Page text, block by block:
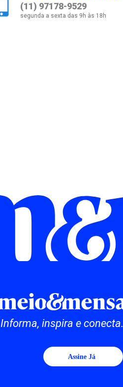
(11) 97178-9529
segunda a sexta das 9h às 18h
Informa, inspira e conecta.
Assine Já